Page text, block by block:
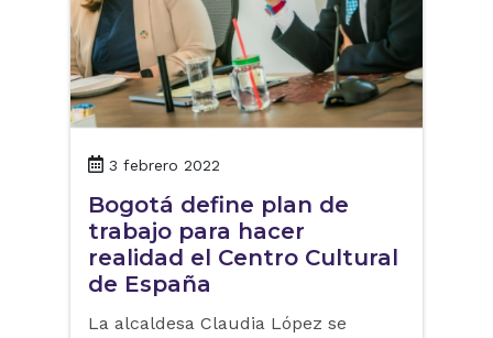
3 febrero 2022
Bogotá define plan de
trabajo para hacer
realidad el Centro Cultural
de España
La alcaldesa Claudia López se